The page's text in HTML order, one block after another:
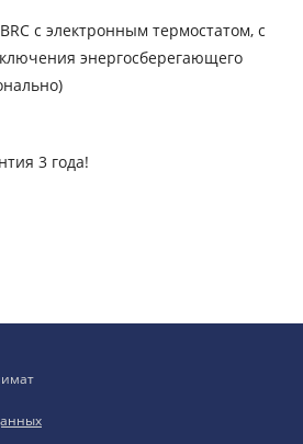
с электронным термостатом, с
энергосберегающего
3 года!